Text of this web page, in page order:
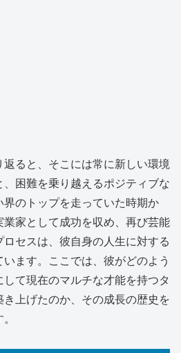
返ると、そこには常に新しい環境
困難を乗り越えるポジティブな
のトップを走っていた時期か
業家として成功を収め、再び芸能
セスは、彼自身の人生に対する
ます。ここでは、彼がどのよう
て現在のマルチな才能を持つタ
上げたのか、その成長の歴史を